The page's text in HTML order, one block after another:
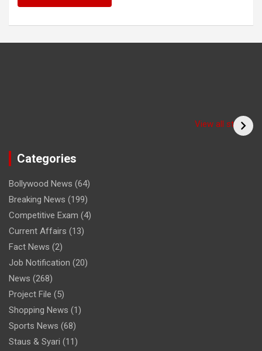
View all stories
(Bitiya) बिटिया
Categories
Bollywood News (64)
Breaking News (199)
Competitive Exam (4)
Current Affairs (13)
Fact News (2)
Job Notification (20)
News (268)
Project File (5)
Shopping News (1)
Sports News (68)
Staus & Syari (11)